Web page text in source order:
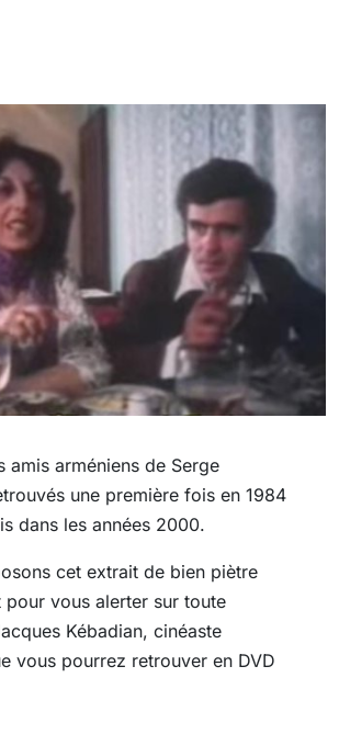
amis arméniens de Serge
une première fois en 1984
dans les années 2000.
cet extrait de bien piètre
vous alerter sur toute
Kébadian, cinéaste
vous pourrez retrouver en DVD